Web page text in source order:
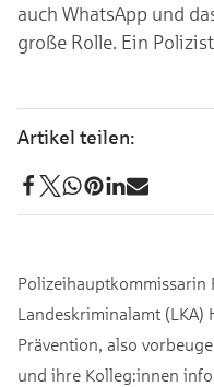
auch WhatsApp und
große Rolle. Ein
Polizeihauptkommissarin
Landeskriminalamt
Prävention, also
und ihre Kolleg:innen